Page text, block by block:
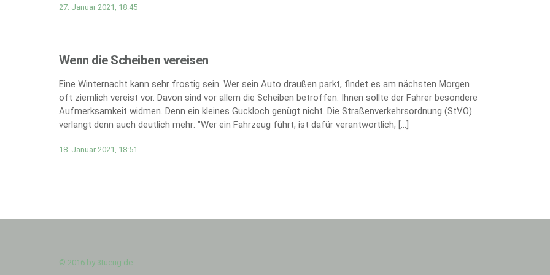
27. Januar 2021, 18:45
Wenn die Scheiben vereisen
Eine Winternacht kann sehr frostig sein. Wer sein Auto draußen parkt, findet es am nächsten Morgen
oft ziemlich vereist vor. Davon sind vor allem die Scheiben betroffen. Ihnen sollte der Fahrer besondere
Aufmerksamkeit widmen. Denn ein kleines Guckloch genügt nicht. Die Straßenverkehrsordnung (StVO)
verlangt denn auch deutlich mehr: "Wer ein Fahrzeug führt, ist dafür verantwortlich, […]
18. Januar 2021, 18:51
© 2016 by 3tuerig.de